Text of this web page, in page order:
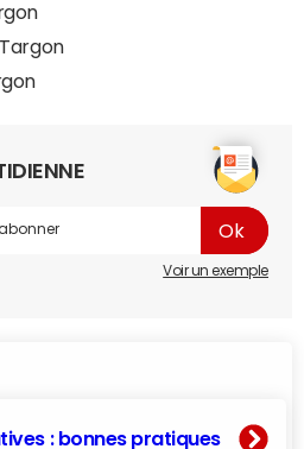
Voir un exemple
: bonnes pratiques